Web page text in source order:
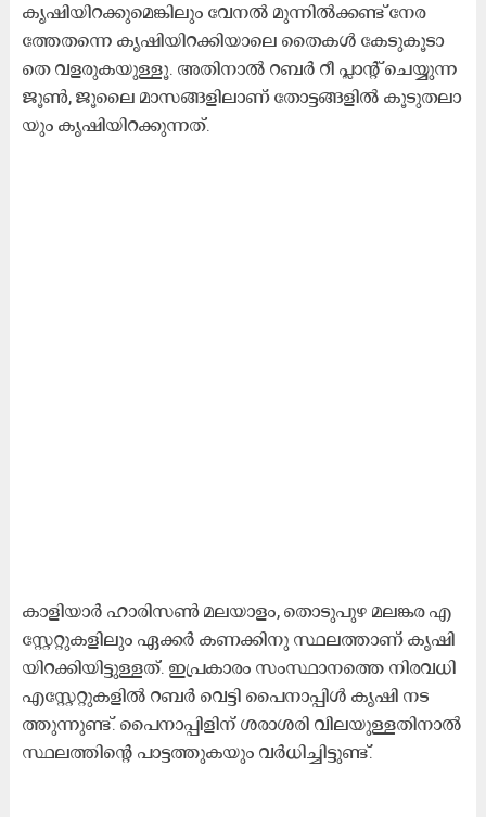
കൃ​​ഷി​​യി​​റ​​ക്കു​​മെ​​ങ്കി​​ലും വേ​​ന​​ൽ​ മു​​ന്നി​​ൽ​​ക്ക​​ണ്ട് നേ​​ര​​
ത്തേ​ത​​ന്നെ കൃ​​ഷി​​യി​​റ​​ക്കി​​യാ​​ലെ തൈ​​ക​​ൾ ​കേ​​ടു​​കൂ​​ടാ​​
തെ വ​​ള​​രു​​ക​​യു​​ള്ളൂ. അ​​തി​​നാ​​ൽ റ​​ബ​​ർ റീ ​​പ്ലാ​​ന്‍റ് ചെ​​യ്യു​​ന്ന
ജൂ​​ണ്‍, ജൂ​​ലൈ മാ​​സ​​ങ്ങ​​ളി​​ലാ​​ണ് തോ​​ട്ട​​ങ്ങ​​ളി​​ൽ കൂ​​ടു​​ത​​ലാ​​
യും കൃ​​ഷി​​യി​​റ​​ക്കു​​ന്ന​​ത്.
കാ​​ളി​​യാ​​ർ ഹാ​​രി​​സ​​ണ്‍ മ​​ല​​യാ​​ളം, തൊ​​ടു​​പു​​ഴ മ​​ല​​ങ്ക​​ര എ​​
സ്റ്റേ​​റ്റു​​ക​​ളി​​ലും ഏ​​ക്ക​​ർ ​ക​​ണ​​ക്കി​​നു സ്ഥ​​ല​​ത്താ​​ണ് കൃ​​ഷി​​
യി​​റ​​ക്കി​​യി​​ട്ടു​​ള്ള​​ത്. ഇ​​പ്ര​​കാ​​രം സം​​സ്ഥാ​​ന​​ത്തെ നി​​ര​​വ​​ധി
എ​​സ്റ്റേ​​റ്റു​​ക​​ളി​​ൽ റ​​ബ​​ർ വെ​​ട്ടി​ പൈ​​നാ​​പ്പി​​ൾ കൃ​​ഷി ന​​ട​​
ത്തു​​ന്നു​​ണ്ട്. പൈ​​നാ​​പ്പി​​ളി​​ന് ശ​​രാ​​ശ​​രി വി​​ല​​യു​​ള്ള​​തി​​നാ​​ൽ
സ്ഥ​​ല​​ത്തി​​ന്‍റെ പാ​​ട്ട​​ത്തു​​ക​​യും വ​​ർ​​ധി​​ച്ചി​​ട്ടു​​ണ്ട്.